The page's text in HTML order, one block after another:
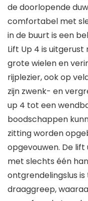
de doorlopende
comfortabel met
in de buurt is een
Lift Up 4 is
grote wielen en
rijplezier, ook op
zijn zwenk- en
up 4 tot een
boodschappen
zitting worden
opgevouwen. De
met slechts één
ontgrendelingslus
draaggreep,